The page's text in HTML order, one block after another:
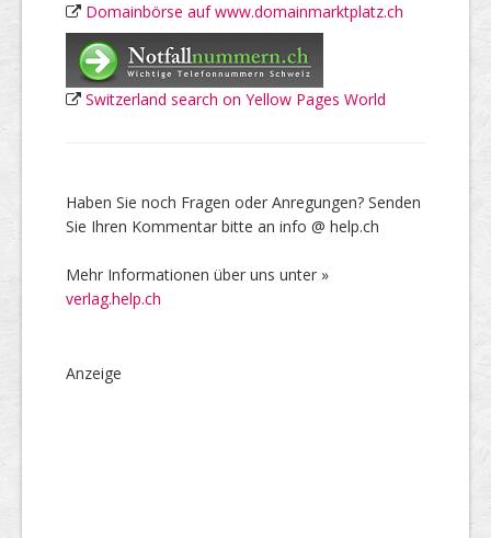
Domainbörse auf www.domainmarktplatz.ch
Switzerland search on Yellow Pages World
Haben Sie noch Fragen oder Anregungen? Senden
Sie Ihren Kommentar bitte an info @ help.ch
Mehr Informationen über uns unter »
verlag.help.ch
Anzeige